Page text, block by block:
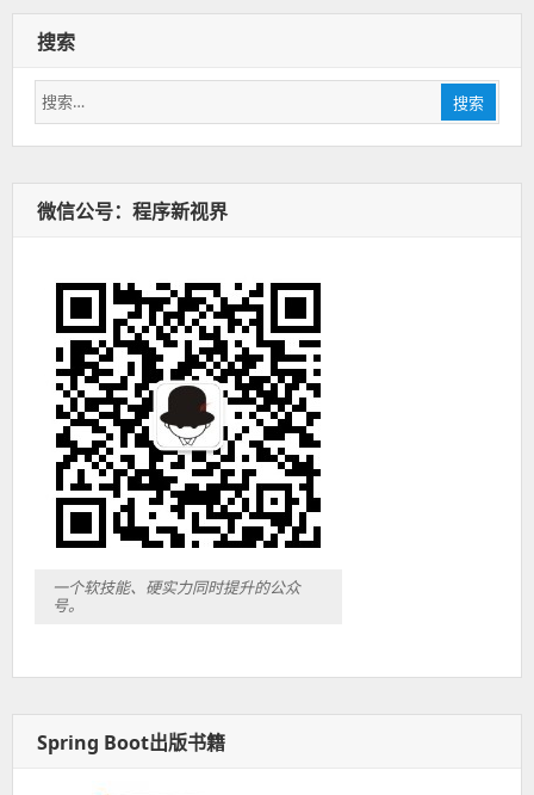
搜索
搜
索：
搜索
微信公号：程序新视界
一个软技能、硬实力同时提升的公众
号。
Spring Boot出版书籍